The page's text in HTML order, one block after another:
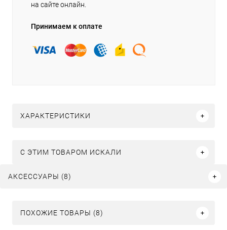
на сайте онлайн.
Принимаем к оплате
ХАРАКТЕРИСТИКИ
C ЭТИМ ТОВАРОМ ИСКАЛИ
АКСЕССУАРЫ (8)
ПОХОЖИЕ ТОВАРЫ (8)